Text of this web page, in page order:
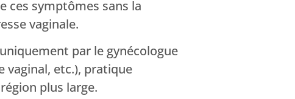
ces symptômes sans la
vaginale.
par le gynécologue
vaginal, etc.), pratique
plus large.